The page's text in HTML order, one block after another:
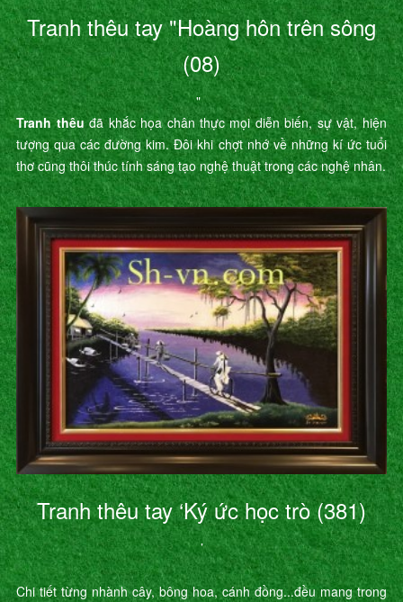
Tranh thêu tay "Hoàng hôn trên sông
(08)
"
Tranh thêuđã khắc họa chân thực mọi diễn biến, sự vật, hiện
tượng qua các đường kim. Đôi khi chợt nhớ về những kí ức tuổi
thơ cũng thôi thúc tính sáng tạo nghệ thuật trong các nghệ nhân.
Tranh thêu tay ‘Ký ức học trò (381)
’
Chi tiết từng nhành cây, bông hoa, cánh đồng...đều mang trong